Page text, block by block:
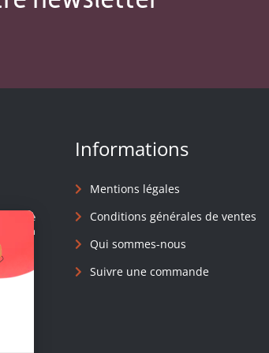
en
Informations
Mentions légales
Conditions générales de ventes
Qui sommes-nous
Suivre une commande